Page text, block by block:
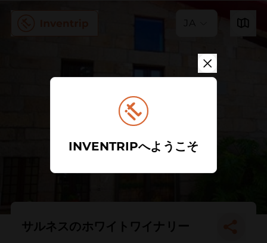
JA
サルネスのホワイトワイナリー
INVENTRIPへようこそ